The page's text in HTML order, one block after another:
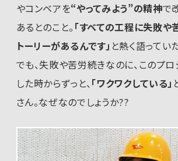
やコンベアを“やってみよう”の精神で
あるとのこと。 「すべての工程に失敗や
トーリーがあるんです」 と熱く語ってい
でも、失敗や苦労続きなのに、このプ
した時からずっと、 「ワクワクしている」
さん。なぜなのでしょうか??